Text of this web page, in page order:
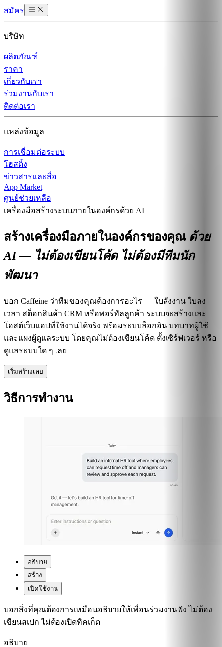
สมัคร
บริษัท
ผลิตภัณฑ์
ราคา
เกี่ยวกับเรา
ร่วมงานกับเรา
ติดต่อเรา
แหล่งข้อมูล
การเชื่อมต่อระบบ
โฮสติ้ง
ข่าวสารและสื่อ
App Market
ศูนย์ช่วยเหลือ
เครื่องมือสร้างระบบภายในองค์กรด้วย AI
สร้างเครื่องมือภายในองค์กรของคุณ ด้วย
AI — ไม่ต้องเขียนโค้ด ไม่ต้องมีทีมนัก
พัฒนา
บอก Caffeine ว่าทีมของคุณต้องการอะไร — ใบสั่งงาน ใบลง
เวลา สต็อกสินค้า CRM หรือพอร์ทัลลูกค้า ระบบจะสร้างและ
โฮสต์เว็บแอปที่ใช้งานได้จริง พร้อมระบบล็อกอิน บทบาทผู้ใช้
และแผงผู้ดูแลระบบ โดยคุณไม่ต้องเขียนโค้ด ตั้งเซิร์ฟเวอร์ หรือ
ดูแลระบบใด ๆ เลย
เริ่มสร้างเลย
วิธีการทำงาน
อธิบาย
สร้าง
เปิดใช้งาน
บอกสิ่งที่คุณต้องการเหมือนอธิบายให้เพื่อนร่วมงานฟัง ไม่ต้อง
เขียนสเปก ไม่ต้องเปิดทิคเก็ต
อธิบาย